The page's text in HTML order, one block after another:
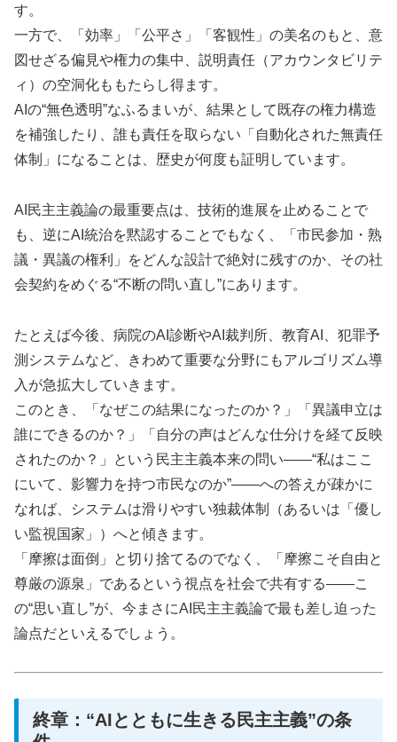
す。
一方で、「効率」「公平さ」「客観性」の美名のもと、意
図せざる偏見や権力の集中、説明責任（アカウンタビリテ
ィ）の空洞化ももたらし得ます。
AIの“無色透明”なふるまいが、結果として既存の権力構造
を補強したり、誰も責任を取らない「自動化された無責任
体制」になることは、歴史が何度も証明しています。
AI民主主義論の最重要点は、技術的進展を止めることで
も、逆にAI統治を黙認することでもなく、「市民参加・熟
議・異議の権利」をどんな設計で絶対に残すのか、その社
会契約をめぐる“不断の問い直し”にあります。
たとえば今後、病院のAI診断やAI裁判所、教育AI、犯罪予
測システムなど、きわめて重要な分野にもアルゴリズム導
入が急拡大していきます。
このとき、「なぜこの結果になったのか？」「異議申立は
誰にできるのか？」「自分の声はどんな仕分けを経て反映
されたのか？」という民主主義本来の問い――“私はここ
にいて、影響力を持つ市民なのか”――への答えが疎かに
なれば、システムは滑りやすい独裁体制（あるいは「優し
い監視国家」）へと傾きます。
「摩擦は面倒」と切り捨てるのでなく、「摩擦こそ自由と
尊厳の源泉」であるという視点を社会で共有する――こ
の“思い直し”が、今まさにAI民主主義論で最も差し迫った
論点だといえるでしょう。
終章：“AIとともに生きる民主主義”の条